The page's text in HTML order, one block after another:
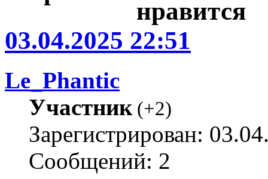
03.04.2025 22:51
Le_Phantic
Участник(+2)
Зарегистрирован:
Сообщений: 2